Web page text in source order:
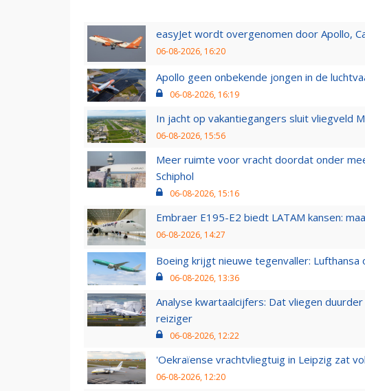
easyJet wordt overgenomen door Apollo,
06-08-2026, 16:20
Apollo geen onbekende jongen in de
06-08-2026, 16:19
In jacht op vakantiegangers sluit vliegveld
06-08-2026, 15:56
Meer ruimte voor vracht doordat onder
Schiphol
06-08-2026, 15:16
Embraer E195-E2 biedt LATAM kansen:
06-08-2026, 14:27
Boeing krijgt nieuwe tegenvaller:
06-08-2026, 13:36
Analyse kwartaalcijfers: Dat vliegen
reiziger
06-08-2026, 12:22
'Oekraïense vrachtvliegtuig in Leipzig zat
06-08-2026, 12:20